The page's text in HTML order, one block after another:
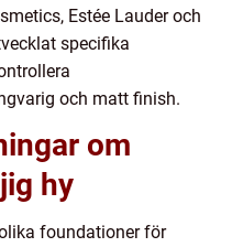
Estée Lauder och
specifika
och matt finish.
om
hy
foundationer för